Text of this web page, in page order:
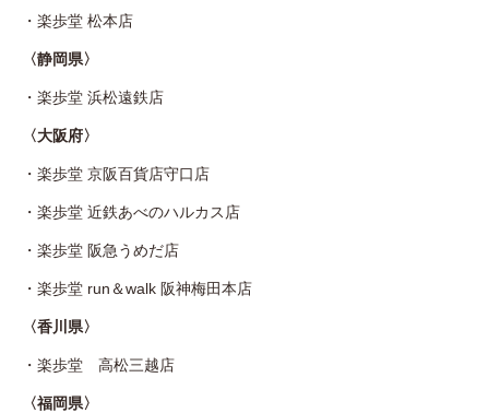
・ 楽歩堂 松本店
〈静岡県〉
・ 楽歩堂 浜松遠鉄店
〈大阪府〉
・ 楽歩堂 京阪百貨店守口店
・ 楽歩堂 近鉄あべのハルカス店
・ 楽歩堂 阪急うめだ店
・ 楽歩堂 run＆walk 阪神梅田本店
〈香川県〉
・ 楽歩堂 高松三越店
〈福岡県〉